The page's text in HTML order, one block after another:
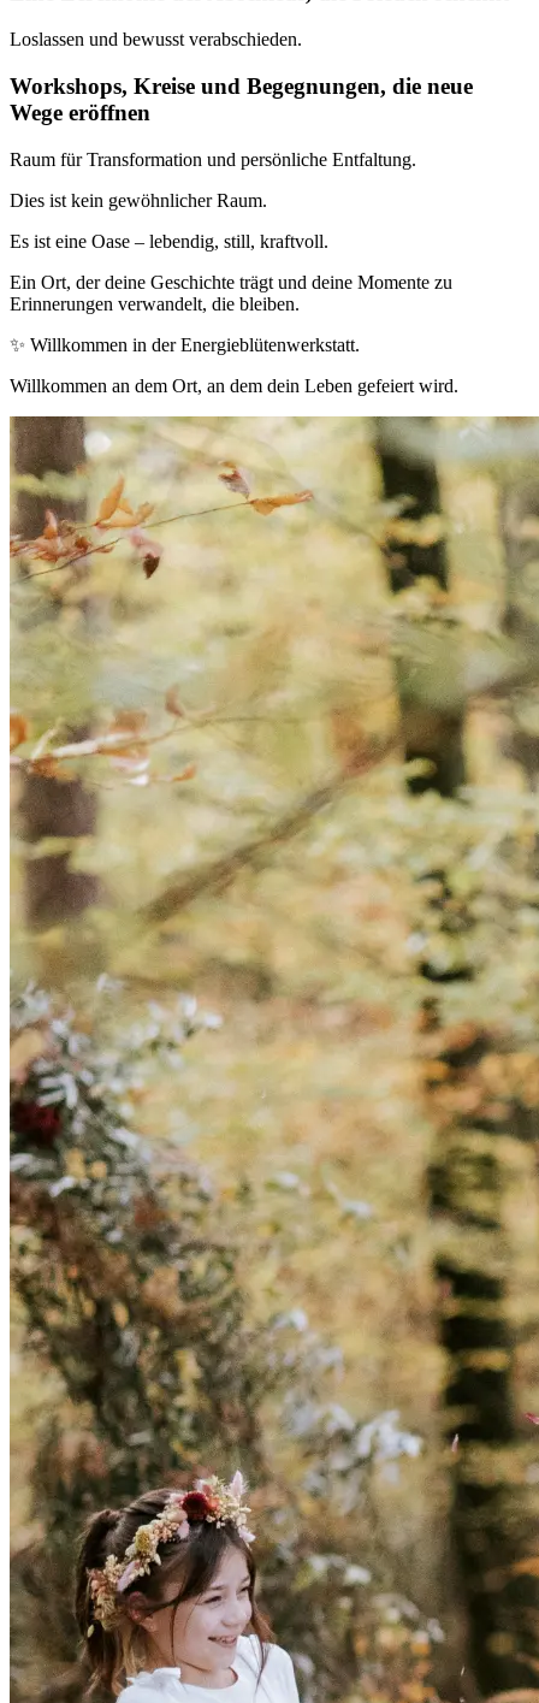
Loslassen und bewusst verabschieden.
Workshops, Kreise und Begegnungen, die neue
Wege eröffnen
Raum für Transformation und persönliche Entfaltung.
Dies ist kein gewöhnlicher Raum.
Es ist eine Oase – lebendig, still, kraftvoll.
Ein Ort, der deine Geschichte trägt und deine Momente zu
Erinnerungen verwandelt, die bleiben.
✨ Willkommen in der Energieblütenwerkstatt.
Willkommen an dem Ort, an dem dein Leben gefeiert wird.